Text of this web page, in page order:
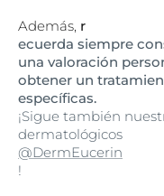
Además, r
ecuerda siempre
una valoración
obtener un
específicas.
¡Sigue también
dermatológicos
@DermEucerin
!